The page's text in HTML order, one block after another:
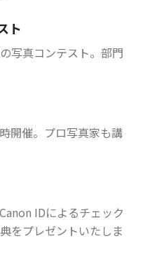
ト
写真コンテスト。部門
開催。プロ写真家も講
IDによるチェック
をプレゼントいたしま